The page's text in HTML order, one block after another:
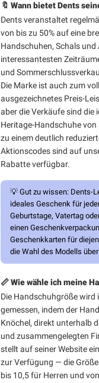
🔖 Wann bietet Dents
Dents veranstaltet
von bis zu 50% auf eine
Handschuhen, Schals und
interessantesten
und
Die Marke ist auch zum
ausgezeichnetes Preis-
aber die Verkäufe sind die
Heritage-Handschuhe
zu einem deutlich
Aktionscodes sind auf
Rabatte verfügbar.
💡 Gut zu wissen: Dents-
ideales Geschenk für
Geburtstage, Vatertag
einen
Geschenkkarten für
die Wahl des Modells
📏 Wie wähle ich meine
Die Handschuhgröße wird
gemessen, indem der
Knöchel, direkt unterhalb
und zusammengelegten
stellt auf seiner Website
zur Verfügung — die
bis 10,5 für Herren und